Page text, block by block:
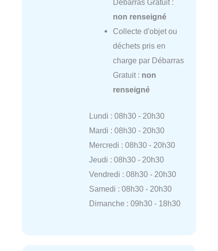
non renseigné
Collecte d'objet ou
déchets pris en
charge par Débarras
Gratuit : non
renseigné
Lundi : 08h30 - 20h30
Mardi : 08h30 - 20h30
Mercredi : 08h30 - 20h30
Jeudi : 08h30 - 20h30
Vendredi : 08h30 - 20h30
Samedi : 08h30 - 20h30
Dimanche : 09h30 - 18h30